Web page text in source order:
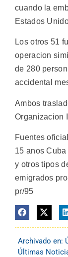
cuando la
Estados
Los otros 51
operacion
de 280
accidental
Ambos
Organizacion
Fuentes
15 anos
y otros tipos
emigrados
pr/95
Archivado en:
Últimas